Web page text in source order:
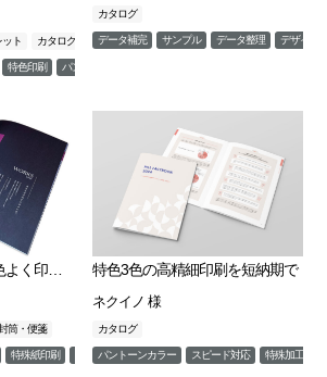
ット カタログ 冊子
特色印刷 パントーンカラー
カタログ
データ補完 サンプル データ整理 デザイン
特殊紙に、特色で発色よく印刷したい
筒・便箋
特殊紙印刷 特色印刷 箔押し
特色3色の高精細印刷を短納期で
ネクイノ 様
カタログ
パントーンカラー スピード対応 特殊加工